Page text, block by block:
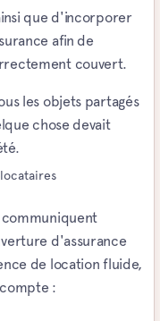
que d'incorporer
afin de
couvert.
les objets partagés
chose devait
d'assurance
de location fluide,
: